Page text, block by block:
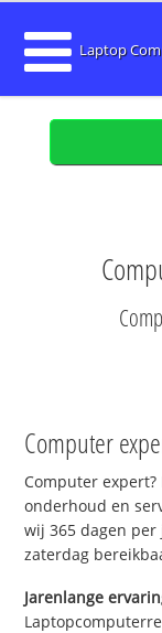
Laptop
Computer
Computer expert?
onderhoud en
wij 365 dagen per
zaterdag
Jarenlange